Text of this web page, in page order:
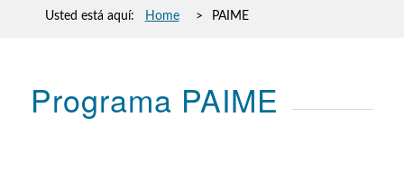
Usted está aquí: Home > PAIME
Programa PAIME